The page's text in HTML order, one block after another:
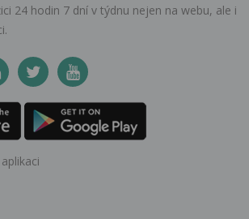
24 hodin 7 dní v týdnu nejen na webu, ale i